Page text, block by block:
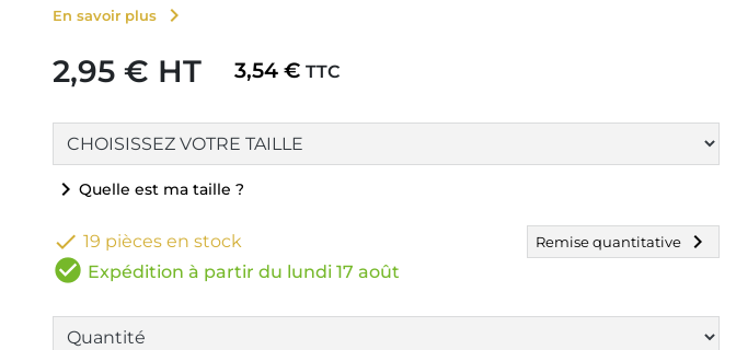
En savoir plus chevron_right
2,95 € HT 3,54 € TTC
chevron_right Quelle est ma taille ?
 19 pièces en stock
check_circle Expédition à partir du lundi 17 août
Remise quantitative chevron_right